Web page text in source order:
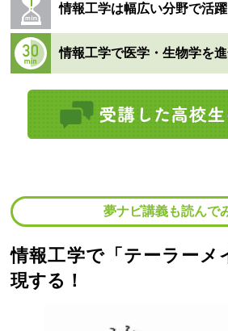
情報工学は幅広い分野で活躍
情報工学で医学・生物学を
夢ナビ講義も読んで
情報工学で「テーラーメ
現する！